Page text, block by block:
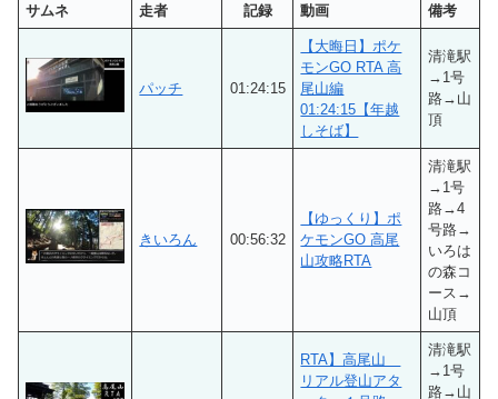
サムネ 走者 記録 動画 備考
パッチ 01:24:15
【大晦日】ポケ
モンGO RTA 高
尾山編
01:24:15【年越
しそば】
清滝駅
→1号
路→山
頂
きいろん 00:56:32
【ゆっくり】ポ
ケモンGO 高尾
山攻略RTA
清滝駅
→1号
路→4
号路→
いろは
の森コ
ース→
山頂
RTA】高尾山
リアル登山アタ
清滝駅
→1号
路→山